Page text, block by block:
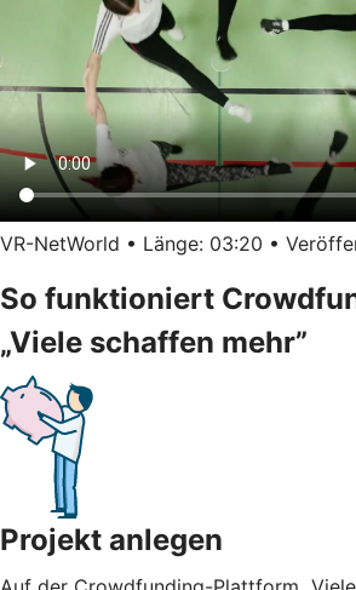
VR-NetWorld • Länge: 03:20 •
So funktioniert
„Viele schaffen mehr”
Projekt anlegen